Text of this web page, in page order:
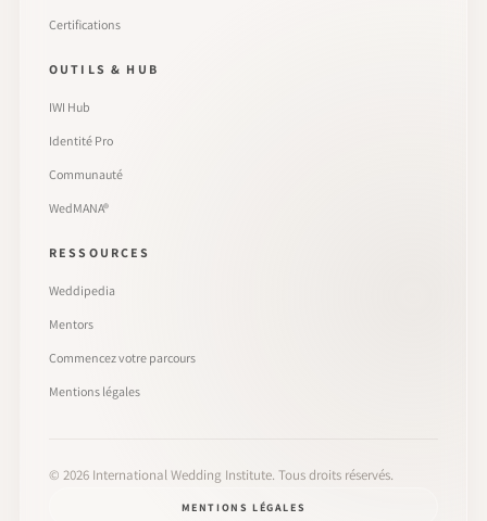
Certifications
OUTILS & HUB
IWI Hub
Identité Pro
Communauté
WedMANA®
RESSOURCES
Weddipedia
Mentors
Commencez votre parcours
Mentions légales
© 2026 International Wedding Institute. Tous droits réservés.
MENTIONS LÉGALES